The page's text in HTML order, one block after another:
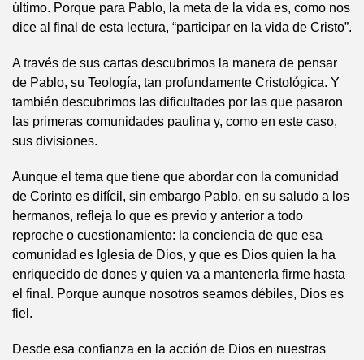
último. Porque para Pablo, la meta de la vida es, como nos
dice al final de esta lectura, “participar en la vida de Cristo”.
A través de sus cartas descubrimos la manera de pensar
de Pablo, su Teología, tan profundamente Cristológica. Y
también descubrimos las dificultades por las que pasaron
las primeras comunidades paulina y, como en este caso,
sus divisiones.
Aunque el tema que tiene que abordar con la comunidad
de Corinto es difícil, sin embargo Pablo, en su saludo a los
hermanos, refleja lo que es previo y anterior a todo
reproche o cuestionamiento: la conciencia de que esa
comunidad es Iglesia de Dios, y que es Dios quien la ha
enriquecido de dones y quien va a mantenerla firme hasta
el final. Porque aunque nosotros seamos débiles, Dios es
fiel.
Desde esa confianza en la acción de Dios en nuestras